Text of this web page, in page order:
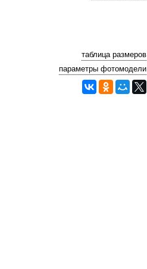
таблица размеров
параметры фотомодели